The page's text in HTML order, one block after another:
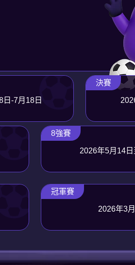
日-7月18日
決賽
8強賽
2026年5月14日
冠軍賽
2026年3